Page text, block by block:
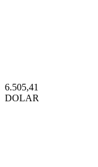
6.505,41
DOLAR